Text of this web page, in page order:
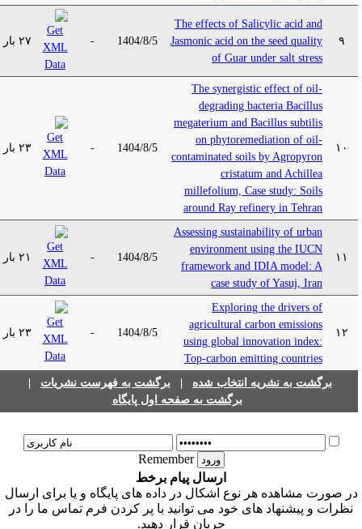
The effects of Salicylic acid and
Jasmonic acid on the seed quality
of Guar under salt stress
1404/8/5 ۲۷ بار
۱۰
The synergistic effect of oil-
degrading bacteria Bacillus
megaterium and Bacillus subtilis
on phytoremediation of oil-
contaminated soils by Agropyron
cristatum and Achillea
millefolium, Case study: Soils
around Ray refinery in Tehran
1404/8/5 ۲۳ بار
۱۱
Assessing sustainability of urban
environment using the IUCN
framework and IDIA model: A
case study of Yasuj, Iran
1404/8/5 ۲۱ بار
۱۲
Exploring the drivers of
agricultural carbon emissions
using global innovation index:
Top-carbon emitting countries
1404/8/5 ۲۳ بار
برگشت به نشریه انتخاب شده| برگشت به فهرست نشریات|
برگشت به صفحه اول پایگاه
Remember
ارسال پیام برخط
صورت مشاهده هر نوع اشکال در داده های پایگاه و یا برای ارسال
نظرات و پیشنهاد های خود می توانید با پر کردن فرم تماس ما را در
جریان قرار دهید.